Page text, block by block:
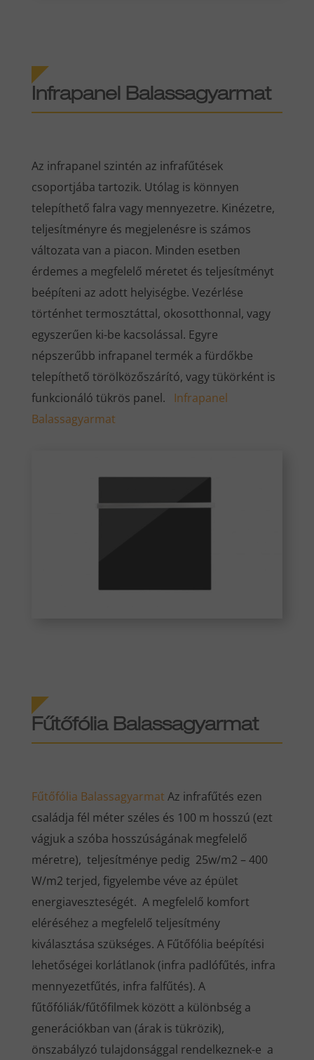
Infrapanel Balassagyarmat
Az infrapanel szintén az infrafűtések
csoportjába tartozik. Utólag is könnyen
telepíthető falra vagy mennyezetre. Kinézetre,
teljesítményre és megjelenésre is számos
változata van a piacon. Minden esetben
érdemes a megfelelő méretet és teljesítményt
beépíteni az adott helyiségbe. Vezérlése
történhet termosztáttal, okosotthonnal, vagy
egyszerűen ki-be kacsolással. Egyre
népszerűbb infrapanel termék a fürdőkbe
telepíthető törölközőszárító, vagy tükörként is
funkcionáló tükrös panel. Infrapanel
Balassagyarmat
Fűtőfólia Balassagyarmat
Fűtőfólia Balassagyarmat Az infrafűtés ezen
családja fél méter széles és 100 m hosszú (ezt
vágjuk a szóba hosszúságának megfelelő
méretre), teljesítménye pedig 25w/m2 – 400
W/m2 terjed, figyelembe véve az épület
energiaveszteségét. A megfelelő komfort
eléréséhez a megfelelő teljesítmény
kiválasztása szükséges. A Fűtőfólia beépítési
lehetőségei korlátlanok (infra padlófűtés, infra
mennyezetfűtés, infra falfűtés). A
fűtőfóliák/fűtőfilmek között a különbség a
generációkban van (árak is tükrözik),
önszabályzó tulajdonsággal rendelkeznek-e a